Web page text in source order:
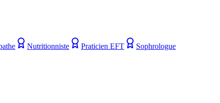
Nutritionniste Praticien EFT Sophrologue